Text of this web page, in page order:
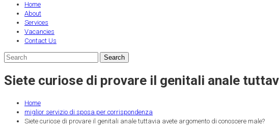
Home
About
Services
Vacancies
Contact Us
Siete curiose di provare il genitali anale
Home
miglior servizio di sposa per corrispondenza
Siete curiose di provare il genitali anale tuttavia avete argomento di conoscere male?